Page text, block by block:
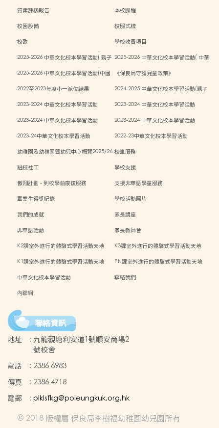
質素評核報告
本校課程
校園設備
校服式樣
校歌
學校收費項目
2025-2026 中華文化校本學習活動( 親子 2025-2026 中華文化校本學習活動( 中華
2025-2026 中華文化校本學習活動(中國
《保良局守護兒童政策》
2022至2023年度小一派位結果
2024-2025 中華文化校本學習活動(親子
2023-2024 中華文化校本學習活動
2023-2024 中華文化校本學習活動
2023-2024 中華文化校本學習活動
2023-2024 中華文化校本學習活動
2023-24中華文化校本學習活動
2022-23中華文化校本學習活動
幼稚園及幼稚園暨幼兒中心概覽2025/26 校車服務
駐校社工
學校支援
傲翔計劃 - 到校學前康復服務
支援非華語學童服務
畢業生得獎紀錄
學校活動照片
我們的成就
家長講座
非華語活動
家長教師會
K2課室外進行的體驗式學習活動天地
K3課室外進行的體驗式學習活動天地
K1課室外進行的體驗式學習活動天地
PN課室外進行的體驗式學習活動天地
中華文化校本學習活動
聯絡我們
內聯網
聯絡資訊
地址 : 九龍觀塘利安道1號順安商場2
號校舍
電話
: 2386 6983
傳真
: 2386 4718
電郵
: plklsfkg@poleungkuk.org.hk
© 2018 版權屬 保良局李樹福幼稚園幼兒園所有